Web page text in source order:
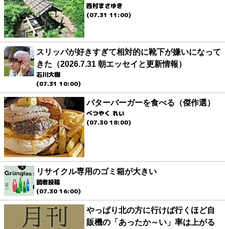
西村まさゆき
(07.31 11:00)
スリッパが好きすぎて相対的に靴下が嫌いになって
きた（2026.7.31 朝エッセイと更新情報）
石川大樹
(07.31 10:00)
バターバーガーを食べる（傑作選）
べつやく れい
(07.30 18:00)
リサイクル専用のゴミ箱が大きい
読者投稿
(07.30 16:00)
やっぱり北の方に行けば行くほど自
販機の「あったか～い」率は上がる